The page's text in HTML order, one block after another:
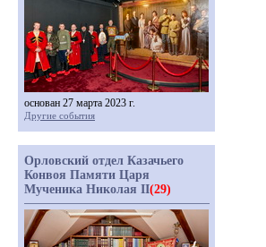
основан 27 марта 2023 г.
Другие события
Орловский отдел Казачьего
Конвоя Памяти Царя
Мученика Николая II(29)